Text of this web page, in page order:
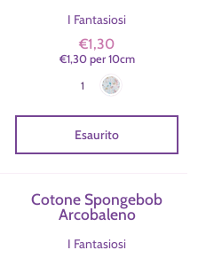
I Fantasiosi
€1,30
€1,30per 10cm
Colore
1
Esaurito
Cotone Spongebob
Arcobaleno
I Fantasiosi